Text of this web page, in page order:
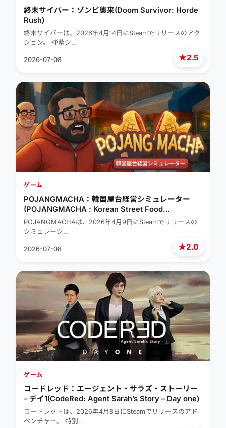
★2.5
終末サイバー：ゾンビ襲来(Doom Survivor: Horde
Rush)
終末サイバーは、2026年4月14日にSteamでリリースのアク
ション。 弾幕シ…
2026-07-08
★2.0
ゲーム
POJANGMACHA：韓国屋台経営シミュレーター
(POJANGMACHA : Korean Street Food
Management Simulator)
POJANGMACHAは、2026年4月9日にSteamでリリースの
シミュレーシ…
2026-07-08
ゲーム
コードレッド：エージェント・サラズ・ストーリー
– デイ1(CodeRed: Agent Sarah’s Story – Day one)
コードレッドは、2026年4月8日にSteamでリリースのアド
ベンチャー。 特別…